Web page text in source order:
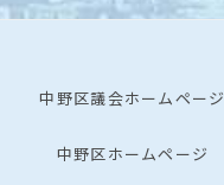
中野区議会ホームページ
中野区ホームページ